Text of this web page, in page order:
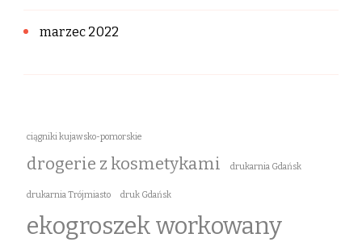
marzec 2022
ciągniki kujawsko-pomorskie
drogerie z kosmetykami drukarnia Gdańsk
drukarnia Trójmiasto druk Gdańsk
ekogroszek workowany